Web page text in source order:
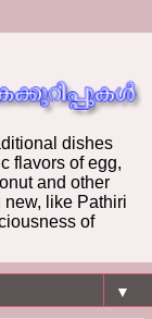
dishes
flavors of egg,
and other
new, like Pathiri
of
▼